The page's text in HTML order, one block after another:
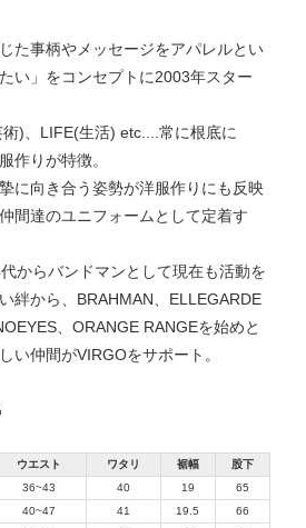
た事柄やメッセージをアパレルとい
い」をコンセプトに2003年スター
)、LIFE(生活) etc....常に根底に
作りが特徴。
に向き合う姿勢が洋服作りにも反映
間達のユニフォームとして定着す
からバンドマンとして現在も活動を
絆から、BRAHMAN、ELLEGARDE
、ORANGE RANGEを始めと
い仲間がVIRGOをサポート。
ウエスト ワタリ 裾幅
股下
36~43 40 19
65
40~47 41 19.5
66